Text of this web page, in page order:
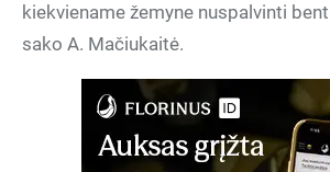
kiekviename žemyne nuspalvinti
sako A. Mačiukaitė.